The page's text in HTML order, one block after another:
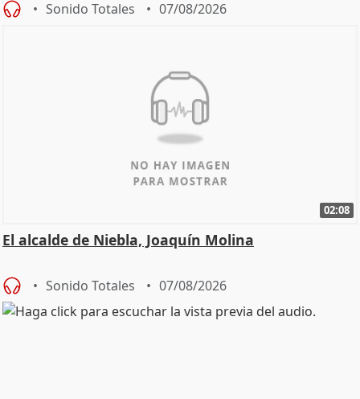
Sonido Totales 07/08/2026
02:08
El alcalde de Niebla, Joaquín Molina
Sonido Totales 07/08/2026